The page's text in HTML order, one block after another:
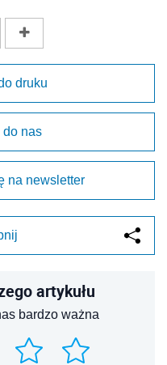
druku
do nas
na newsletter
artykułu
bardzo ważna